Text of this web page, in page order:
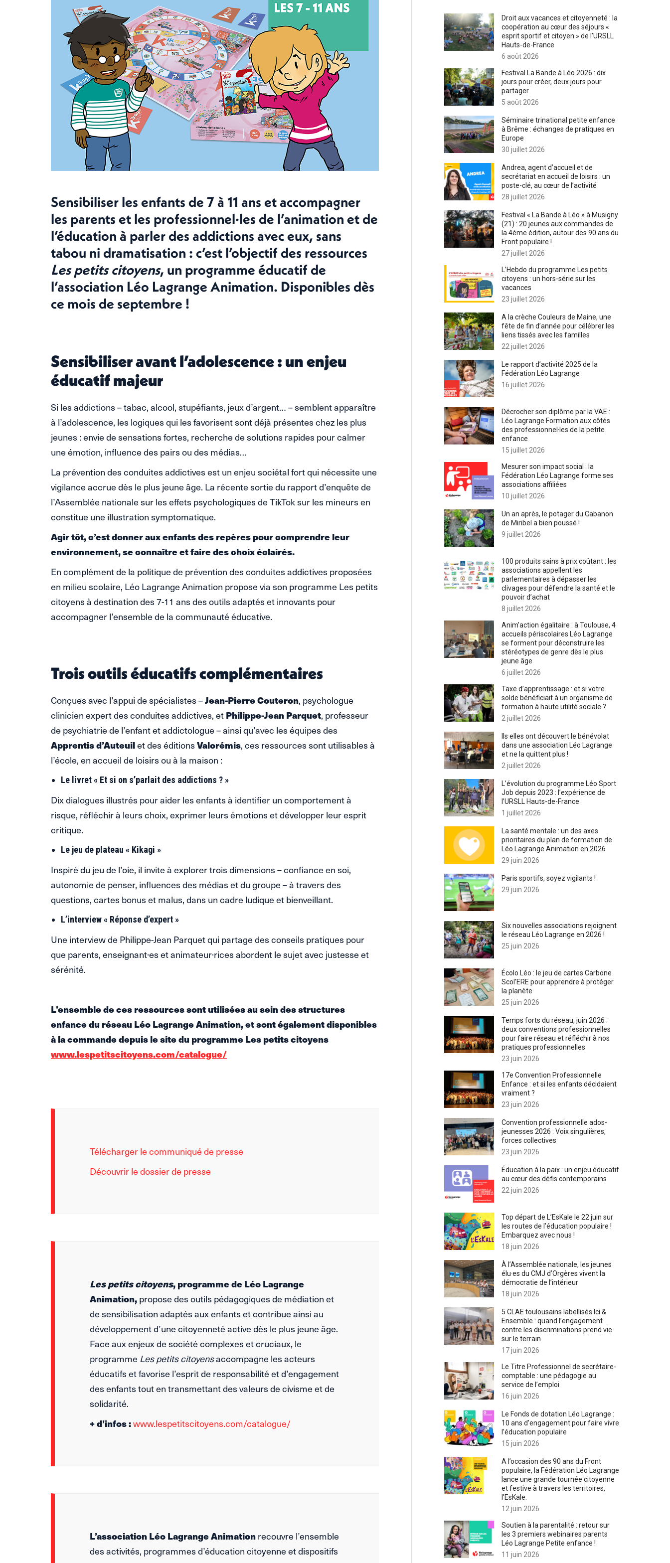
Sensibiliser les enfants de 7 à 11 ans et accompagner
les parents et les professionnel·les de l’animation et de
l’éducation à parler des addictions avec eux, sans
tabou ni dramatisation : c’est l’objectif des ressources
Les petits citoyens, un programme éducatif de
l’association Léo Lagrange Animation. Disponibles dès
ce mois de septembre !
Sensibiliser avant l’adolescence : un enjeu
éducatif majeur
Si les addictions – tabac, alcool, stupéfiants, jeux d’argent… – semblent apparaître
à l’adolescence, les logiques qui les favorisent sont déjà présentes chez les plus
jeunes : envie de sensations fortes, recherche de solutions rapides pour calmer
une émotion, influence des pairs ou des médias…
La prévention des conduites addictives est un enjeu sociétal fort qui nécessite une
vigilance accrue dès le plus jeune âge. La récente sortie du rapport d’enquête de
l’Assemblée nationale sur les effets psychologiques de TikTok sur les mineurs en
constitue une illustration symptomatique.
Agir tôt, c’est donner aux enfants des repères pour comprendre leur
environnement, se connaître et faire des choix éclairés.
En complément de la politique de prévention des conduites addictives proposées
en milieu scolaire, Léo Lagrange Animation propose via son programme Les petits
citoyens à destination des 7-11 ans des outils adaptés et innovants pour
accompagner l’ensemble de la communauté éducative.
Trois outils éducatifs complémentaires
Conçues avec l’appui de spécialistes –Jean-Pierre Couteron, psychologue
clinicien expert des conduites addictives, etPhilippe-Jean Parquet, professeur
de psychiatrie de l’enfant et addictologue – ainsi qu’avec les équipes des
Apprentis d’Auteuilet des éditionsValorémis, ces ressources sont utilisables à
l’école, en accueil de loisirs ou à la maison :
Le livret « Et si on s’parlait des addictions ? »
Dix dialogues illustrés pour aider les enfants à identifier un comportement à
risque, réfléchir à leurs choix, exprimer leurs émotions et développer leur esprit
critique.
Le jeu de plateau « Kikagi »
Inspiré du jeu de l’oie, il invite à explorer trois dimensions – confiance en soi,
autonomie de penser, influences des médias et du groupe – à travers des
questions, cartes bonus et malus, dans un cadre ludique et bienveillant.
L’interview « Réponse d’expert »
Une interview de Philippe-Jean Parquet qui partage des conseils pratiques pour
que parents, enseignant·es et animateur·rices abordent le sujet avec justesse et
sérénité.
L’ensemble de ces ressources sont utilisées au sein des structures
enfance du réseau Léo Lagrange Animation, et sont également disponibles
à la commande depuis le site du programme Les petits citoyens
www.lespetitscitoyens.com/catalogue/
Télécharger le communiqué de presse
Découvrir le dossier de presse
Les petits citoyens, programme de Léo Lagrange
Animation,propose des outils pédagogiques de médiation et
de sensibilisation adaptés aux enfants et contribue ainsi au
développement d’une citoyenneté active dès le plus jeune âge.
Face aux enjeux de société complexes et cruciaux, le
programmeLes petits citoyensaccompagne les acteurs
éducatifs et favorise l’esprit de responsabilité et d’engagement
des enfants tout en transmettant des valeurs de civisme et de
solidarité.
+ d’infos :www.lespetitscitoyens.com/catalogue/
L’association Léo Lagrange Animationrecouvre l’ensemble
des activités, programmes d’éducation citoyenne et dispositifs
Droit aux vacances et citoyenneté : la
coopération au cœur des séjours «
esprit sportif et citoyen » de l’URSLL
Hauts-de-France
6 août 2026
Festival La Bande à Léo 2026 : dix
jours pour créer, deux jours pour
partager
5 août 2026
Séminaire trinational petite enfance
à Brême : échanges de pratiques en
Europe
30 juillet 2026
Andrea, agent d’accueil et de
secrétariat en accueil de loisirs : un
poste-clé, au cœur de l’activité
28 juillet 2026
Festival « La Bande à Léo » à Musigny
(21) : 20 jeunes aux commandes de
la 4ème édition, autour des 90 ans du
Front populaire !
27 juillet 2026
L’Hebdo du programme Les petits
citoyens : un hors-série sur les
vacances
23 juillet 2026
A la crèche Couleurs de Maine, une
fête de fin d’année pour célébrer les
liens tissés avec les familles
22 juillet 2026
Le rapport d’activité 2025 de la
Fédération Léo Lagrange
16 juillet 2026
Décrocher son diplôme par la VAE :
Léo Lagrange Formation aux côtés
des professionnel·les de la petite
enfance
15 juillet 2026
Mesurer son impact social : la
Fédération Léo Lagrange forme ses
associations affiliées
10 juillet 2026
Un an après, le potager du Cabanon
de Miribel a bien poussé !
9 juillet 2026
100 produits sains à prix coûtant : les
associations appellent les
parlementaires à dépasser les
clivages pour défendre la santé et le
pouvoir d’achat
8 juillet 2026
Anim’action égalitaire : à Toulouse, 4
accueils périscolaires Léo Lagrange
se forment pour déconstruire les
stéréotypes de genre dès le plus
jeune âge
6 juillet 2026
Taxe d’apprentissage : et si votre
solde bénéficiait à un organisme de
formation à haute utilité sociale ?
2 juillet 2026
Ils·elles ont découvert le bénévolat
dans une association Léo Lagrange
et ne la quittent plus !
2 juillet 2026
L’évolution du programme Léo Sport
Job depuis 2023 : l’expérience de
l’URSLL Hauts-de-France
1 juillet 2026
La santé mentale : un des axes
prioritaires du plan de formation de
Léo Lagrange Animation en 2026
29 juin 2026
Paris sportifs, soyez vigilants !
29 juin 2026
Six nouvelles associations rejoignent
le réseau Léo Lagrange en 2026 !
25 juin 2026
Écolo Léo : le jeu de cartes Carbone
Scol’ERE pour apprendre à protéger
la planète
25 juin 2026
Temps forts du réseau, juin 2026 :
deux conventions professionnelles
pour faire réseau et réfléchir à nos
pratiques professionnelles
23 juin 2026
17e Convention Professionnelle
Enfance : et si les enfants décidaient
vraiment ?
23 juin 2026
Convention professionnelle ados-
jeunesses 2026 : Voix singulières,
forces collectives
23 juin 2026
Éducation à la paix : un enjeu éducatif
au cœur des défis contemporains
22 juin 2026
Top départ de L’EsKale le 22 juin sur
les routes de l’éducation populaire !
Embarquez avec nous !
18 juin 2026
À l’Assemblée nationale, les jeunes
élu·es du CMJ d’Orgères vivent la
démocratie de l’intérieur
18 juin 2026
5 CLAE toulousains labellisés Ici &
Ensemble : quand l’engagement
contre les discriminations prend vie
sur le terrain
17 juin 2026
Le Titre Professionnel de secrétaire-
comptable : une pédagogie au
service de l’emploi
16 juin 2026
Le Fonds de dotation Léo Lagrange :
10 ans d’engagement pour faire vivre
l’éducation populaire
15 juin 2026
A l’occasion des 90 ans du Front
populaire, la Fédération Léo Lagrange
lance une grande tournée citoyenne
et festive à travers les territoires,
l’EsKale.
12 juin 2026
Soutien à la parentalité : retour sur
les 3 premiers webinaires parents
Léo Lagrange Petite enfance !
11 juin 2026